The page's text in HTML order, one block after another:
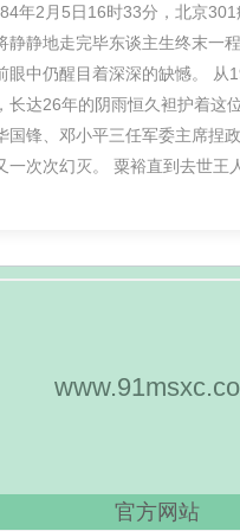
年2月5日16时33分，北京
静静地走完毕东谈主生终末一
眼中仍醒目着深深的缺憾。 从
长达26年的阴雨恒久袒护着这
国锋、邓小平三任军委主席捏
一次次幻灭。 粟裕直到去世王
官方网站